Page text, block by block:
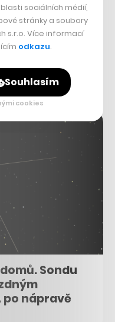
srpna.
Sondu
po nápravě
sociálních médií,
stránky a soubory
s.r.o. Více informací
odkazu.
Souhlasím
cookies